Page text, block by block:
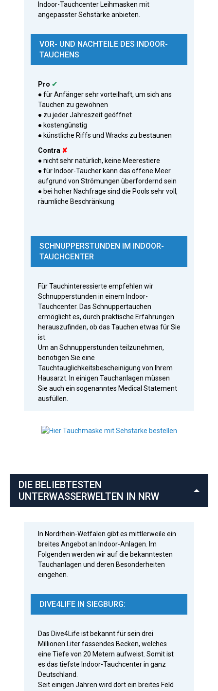
Indoor-Tauchcenter Leihmasken mit
angepasster Sehstärke anbieten.
VOR- UND NACHTEILE DES INDOOR-
TAUCHENS
Pro ✔
● für Anfänger sehr vorteilhaft, um sich ans
Tauchen zu gewöhnen
● zu jeder Jahreszeit geöffnet
● kostengünstig
● künstliche Riffs und Wracks zu bestaunen
Contra ✘
● nicht sehr natürlich, keine Meerestiere
● für Indoor-Taucher kann das offene Meer
aufgrund von Strömungen überfordernd sein
● bei hoher Nachfrage sind die Pools sehr voll,
räumliche Beschränkung
SCHNUPPERSTUNDEN IM INDOOR-
TAUCHCENTER
Für Tauchinteressierte empfehlen wir
Schnupperstunden in einem Indoor-
Tauchcenter. Das Schnuppertauchen
ermöglicht es, durch praktische Erfahrungen
herauszufinden, ob das Tauchen etwas für Sie
ist.
Um an Schnupperstunden teilzunehmen,
benötigen Sie eine
Tauchtauglichkeitsbescheinigung von Ihrem
Hausarzt. In einigen Tauchanlagen müssen
Sie auch ein sogenanntes Medical Statement
ausfüllen.
DIE BELIEBTESTEN
UNTERWASSERWELTEN IN NRW
In Nordrhein-Wetfalen gibt es mittlerweile ein
breites Angebot an Indoor-Anlagen. Im
Folgenden werden wir auf die bekanntesten
Tauchanlagen und deren Besonderheiten
eingehen.
DIVE4LIFE IN SIEGBURG:
Das Dive4Life ist bekannt für sein drei
Millionen Liter fassendes Becken, welches
eine Tiefe von 20 Metern aufweist. Somit ist
es das tiefste Indoor-Tauchcenter in ganz
Deutschland.
Seit einigen Jahren wird dort ein breites Feld